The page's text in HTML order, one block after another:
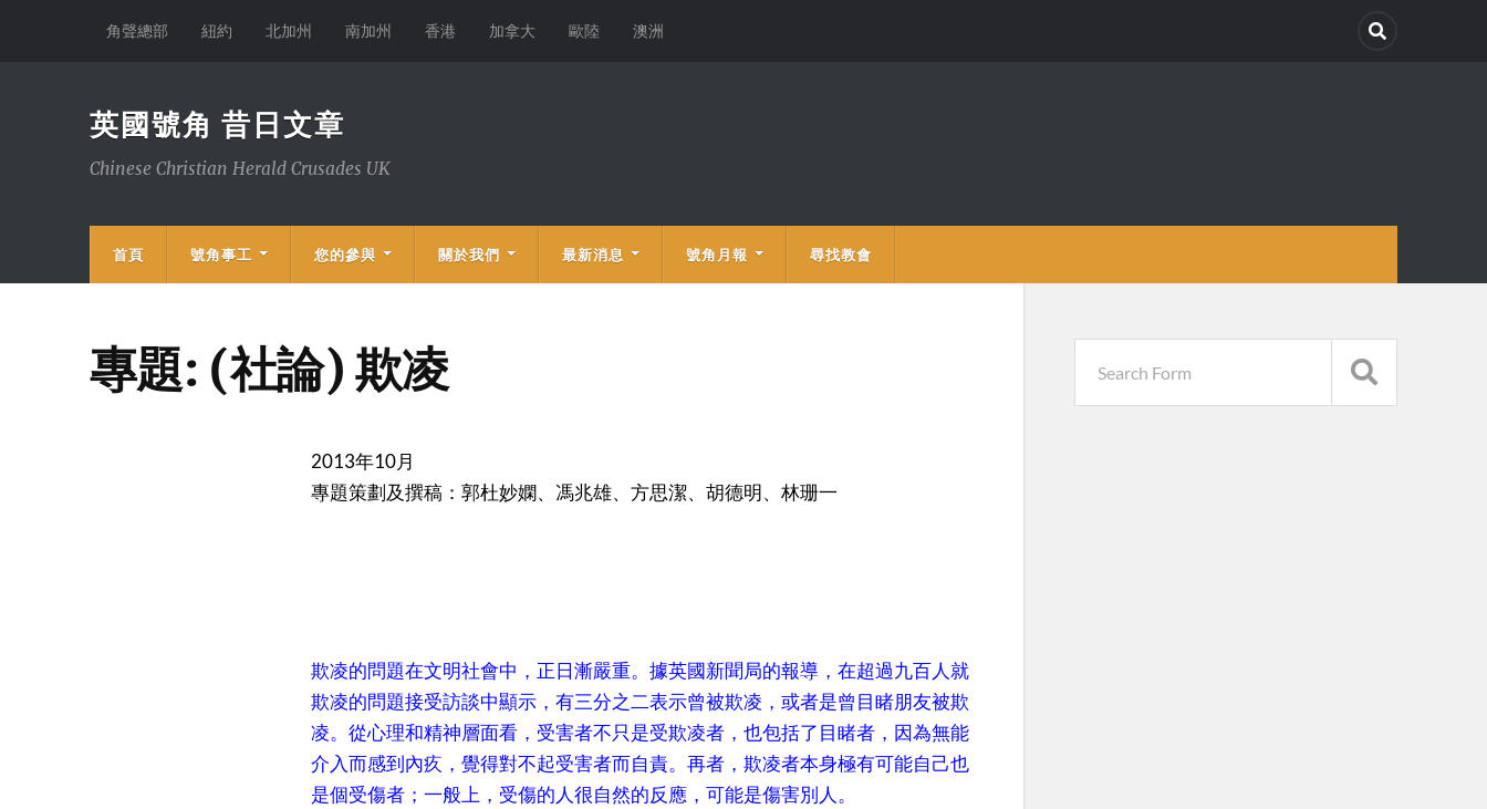
角聲總部 紐約 北加州 南加州 香港 加拿大 歐陸 澳洲
英國號角 昔日文章
Chinese Christian Herald Crusades UK
首頁 號角事工 您的參與 關於我們 最新消息 號角月報 尋找教會
專題: (社論) 欺凌
2013年10月
專題策劃及撰稿：郭杜妙嫻、馮兆雄、方思潔、胡德明、林珊一
欺凌的問題在文明社會中，正日漸嚴重。據英國新聞局的報導，在超過九百人就
欺凌的問題接受訪談中顯示，有三分之二表示曾被欺凌，或者是曾目睹朋友被欺
凌。從心理和精神層面看，受害者不只是受欺凌者，也包括了目睹者，因為無能
介入而感到內疚，覺得對不起受害者而自責。再者，欺凌者本身極有可能自己也
是個受傷者；一般上，受傷的人很自然的反應，可能是傷害別人。